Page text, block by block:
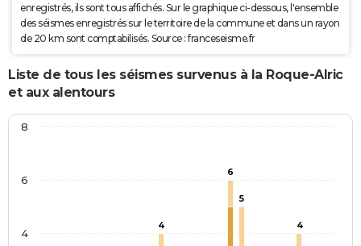
enregistrés, ils sont tous affichés. Sur le graphique ci-dessous, l'ensemble
des séismes enregistrés sur le territoire de la commune et dans un rayon
de 20 km sont comptabilisés. Source : franceseisme.fr
Liste de tous les séismes survenus à la Roque-Alric
et aux alentours
4
6
5
4
4
6
8